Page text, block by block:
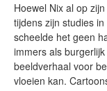
Hoewel Nix al op
tijdens zijn studies
scheelde het geen
immers als
beeldverhaal voor
vloeien kan.